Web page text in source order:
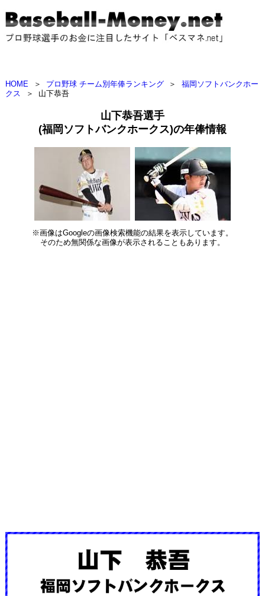
HOME ＞ プロ野球 チーム別年俸ランキング ＞
福岡ソフトバンクホー
クス
＞ 山下恭吾
山下恭吾選手
(福岡ソフトバンクホークス)の年俸情報
※画像はGoogleの画像検索機能の結果を表示しています。
そのため無関係な画像が表示されることもあります。